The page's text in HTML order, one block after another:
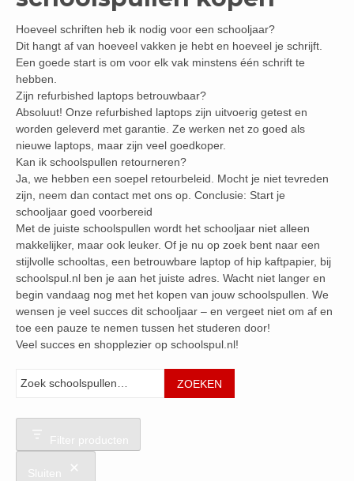
Hoeveel schriften heb ik nodig voor een schooljaar?
Dit hangt af van hoeveel vakken je hebt en hoeveel je schrijft.
Een goede start is om voor elk vak minstens één schrift te
hebben.
Zijn refurbished laptops betrouwbaar?
Absoluut! Onze refurbished laptops zijn uitvoerig getest en
worden geleverd met garantie. Ze werken net zo goed als
nieuwe laptops, maar zijn veel goedkoper.
Kan ik schoolspullen retourneren?
Ja, we hebben een soepel retourbeleid. Mocht je niet tevreden
zijn, neem dan contact met ons op. Conclusie: Start je
schooljaar goed voorbereid
Met de juiste schoolspullen wordt het schooljaar niet alleen
makkelijker, maar ook leuker. Of je nu op zoek bent naar een
stijlvolle schooltas, een betrouwbare laptop of hip kaftpapier, bij
schoolspul.nl ben je aan het juiste adres. Wacht niet langer en
begin vandaag nog met het kopen van jouw schoolspullen. We
wensen je veel succes dit schooljaar – en vergeet niet om af en
toe een pauze te nemen tussen het studeren door!
Veel succes en shopplezier op schoolspul.nl!
ZOEKEN
Filter producten
Sluiten